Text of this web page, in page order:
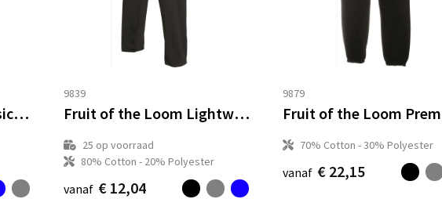
Fruit of the Loom Classic Open Hem Jogpants
9839
Fruit of the Loom Lightweight open hem Jogpants
25 op voorraad
80% Cotton - 20% Polyester
vanaf € 12,04
9879
70% Cotton - 30% Polyester
vanaf € 22,15